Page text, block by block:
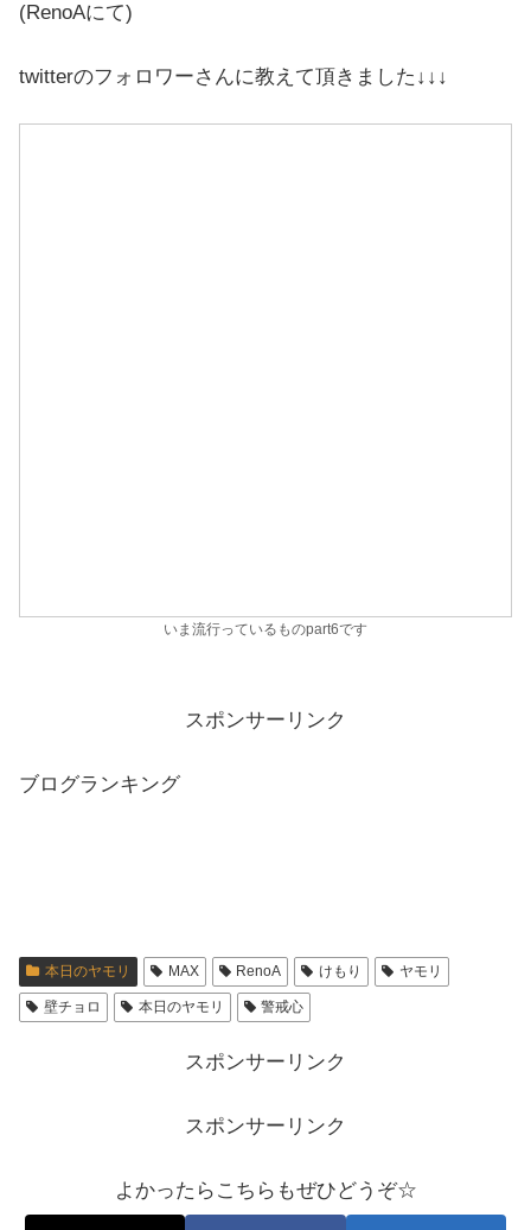
(RenoAにて)
twitterのフォロワーさんに教えて頂きました↓↓↓
いま流行っているものpart6です
スポンサーリンク
ブログランキング
本日のヤモリ MAX RenoA けもり ヤモリ
壁チョロ 本日のヤモリ 警戒心
スポンサーリンク
スポンサーリンク
よかったらこちらもぜひどうぞ☆